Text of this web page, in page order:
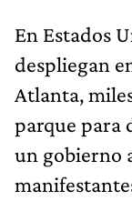
En Estados
despliegan
Atlanta,
parque para
un gobierno